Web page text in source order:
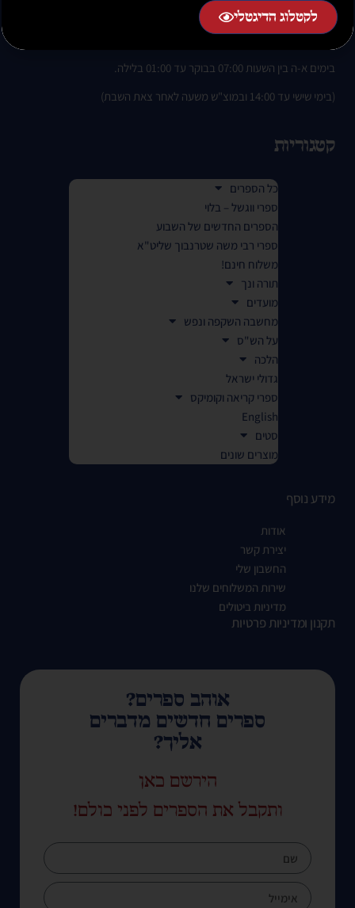
בימים א-ה בין השעות 07:00 בבוקר עד 01:00 בלילה.
(בימי שישי עד 14:00 ובמוצ"ש משעה לאחר צאת השבת)
קטגוריות
כל הספרים
ספרי ווגשל – בלוי
הספרים החדשים של השבוע
ספרי רבי משה שטרנבוך שליט"א
משלוח חינם!
תורה ונך
מועדים
מחשבה השקפה ונפש
על הש"ס
הלכה
גדולי ישראל
ספרי קריאה וקומיקס
English
סטים
מוצרים שונים
מידע נוסף
אודות
יצירת קשר
החשבון שלי
שירות המשלוחים שלנו
מדיניות ביטולים
תקנון ומדיניות פרטיות
אוהב ספרים?
ספרים חדשים מדברים
אליך?
הירשם כאן
ותקבל את הספרים לפני כולם!
לקטלוג הדיגטלי